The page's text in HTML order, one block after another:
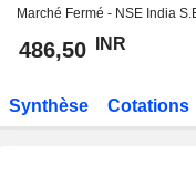
Marché Fermé - NSE India
486,50 INR
Synthèse Cotations